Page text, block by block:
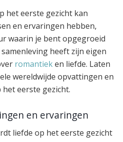
het eerste gezicht kan
en ervaringen hebben,
waarin je bent opgegroeid
heeft zijn eigen
romantieken liefde. Laten
wereldwijde opvattingen en
eerste gezicht.
en ervaringen
liefde op het eerste gezicht